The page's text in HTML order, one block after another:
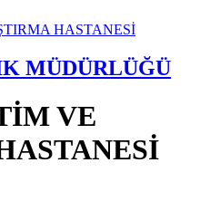
MÜDÜRLÜĞÜ
VE